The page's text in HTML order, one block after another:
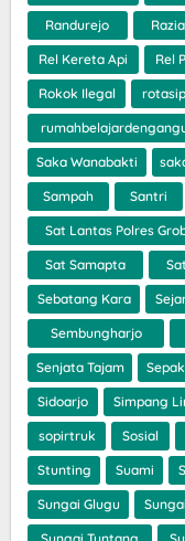
Randurejo
Rel Kereta Api Rel
Rokok Ilegal
Saka Wanabakti
Sampah Santri
Sat Lantas Polres
Sat Samapta
Sebatang Kara
Sembungharjo
Senjata Tajam
Sidoarjo Simpang
sopirtruk Sosial
Stunting Suami
Sungai Glugu
Sungai Tuntang